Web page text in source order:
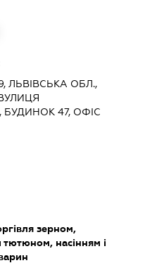
ЛЬВІВСЬКА ОБЛ.,
47, ОФІС
зерном,
насінням і